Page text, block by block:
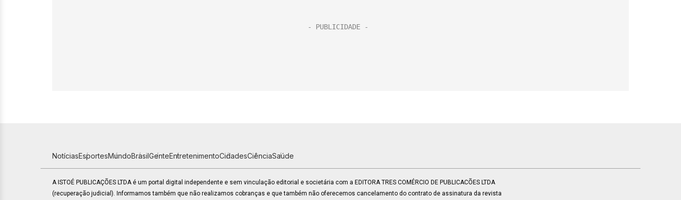
NotíciasEsportesMundoBrasilGenteEntretenimentoCidadesCiênciaSaúde
A ISTOÉ PUBLICAÇÕES LTDA é um portal digital independente e sem vinculação editorial e societária com a EDITORA TRES COMÉRCIO DE PUBLICACÕES LTDA
(recuperação judicial). Informamos também que não realizamos cobranças e que também não oferecemos cancelamento do contrato de assinatura da revista